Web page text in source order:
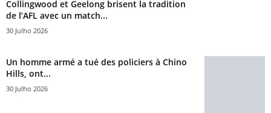
Collingwood et Geelong brisent la tradition
de l’AFL avec un match...
30 Julho 2026
Un homme armé a tué des policiers à Chino
Hills, ont...
30 Julho 2026